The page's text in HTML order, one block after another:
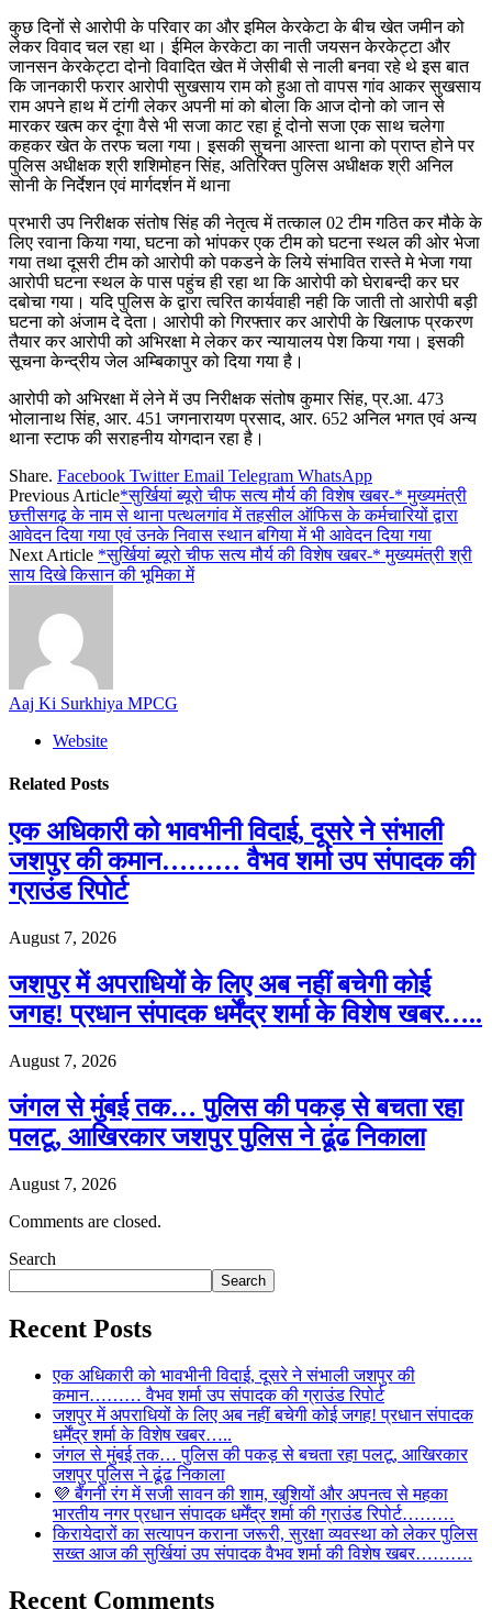
कुछ दिनों से आरोपी के परिवार का और इमिल केरकेटा के बीच खेत जमीन को
लेकर विवाद चल रहा था। ईमिल केरकेटा का नाती जयसन केरकेट्टा और
जानसन केरकेट्टा दोनो विवादित खेत में जेसीबी से नाली बनवा रहे थे इस बात
कि जानकारी फरार आरोपी सुखसाय राम को हुआ तो वापस गांव आकर सुखसाय
राम अपने हाथ में टांगी लेकर अपनी मां को बोला कि आज दोनो को जान से
मारकर खत्म कर दूंगा वैसे भी सजा काट रहा हूं दोनो सजा एक साथ चलेगा
कहकर खेत के तरफ चला गया। इसकी सुचना आस्ता थाना को प्राप्त होने पर
पुलिस अधीक्षक श्री शशिमोहन सिंह, अतिरिक्त पुलिस अधीक्षक श्री अनिल
सोनी के निर्देशन एवं मार्गदर्शन में थाना
प्रभारी उप निरीक्षक संतोष सिंह की नेतृत्व में तत्काल 02 टीम गठित कर मौके के
लिए रवाना किया गया, घटना को भांपकर एक टीम को घटना स्थल की ओर भेजा
गया तथा दूसरी टीम को आरोपी को पकडने के लिये संभावित रास्ते मे भेजा गया
आरोपी घटना स्थल के पास पहुंच ही रहा था कि आरोपी को घेराबन्दी कर घर
दबोचा गया। यदि पुलिस के द्वारा त्वरित कार्यवाही नही कि जाती तो आरोपी बड़ी
घटना को अंजाम दे देता। आरोपी को गिरफ्तार कर आरोपी के खिलाफ प्रकरण
तैयार कर आरोपी को अभिरक्षा मे लेकर कर न्यायालय पेश किया गया। इसकी
सूचना केन्द्रीय जेल अम्बिकापुर को दिया गया है।
आरोपी को अभिरक्षा में लेने में उप निरीक्षक संतोष कुमार सिंह, प्र.आ. 473
भोलानाथ सिंह, आर. 451 जगनारायण प्रसाद, आर. 652 अनिल भगत एवं अन्य
थाना स्टाफ की सराहनीय योगदान रहा है।
Share. Facebook Twitter Email Telegram WhatsApp
Previous Article*सुर्खियां ब्यूरो चीफ सत्य मौर्य की विशेष खबर-* मुख्यमंत्री
छत्तीसगढ़ के नाम से थाना पत्थलगांव में तहसील ऑफिस के कर्मचारियों द्वारा
आवेदन दिया गया एवं उनके निवास स्थान बगिया में भी आवेदन दिया गया
Next Article *सुर्खियां ब्यूरो चीफ सत्य मौर्य की विशेष खबर-* मुख्यमंत्री श्री
साय दिखे किसान की भूमिका में
Aaj Ki Surkhiya MPCG
Website
Related Posts
एक अधिकारी को भावभीनी विदाई, दूसरे ने संभाली
जशपुर की कमान……… वैभव शर्मा उप संपादक की
ग्राउंड रिपोर्ट
August 7, 2026
जशपुर में अपराधियों के लिए अब नहीं बचेगी कोई
जगह! प्रधान संपादक धर्मेंद्र शर्मा के विशेष खबर…..
August 7, 2026
जंगल से मुंबई तक… पुलिस की पकड़ से बचता रहा
पलटू, आखिरकार जशपुर पुलिस ने ढूंढ निकाला
August 7, 2026
Comments are closed.
Search
Search
Recent Posts
एक अधिकारी को भावभीनी विदाई, दूसरे ने संभाली जशपुर की
कमान……… वैभव शर्मा उप संपादक की ग्राउंड रिपोर्ट
जशपुर में अपराधियों के लिए अब नहीं बचेगी कोई जगह! प्रधान संपादक
धर्मेंद्र शर्मा के विशेष खबर…..
जंगल से मुंबई तक… पुलिस की पकड़ से बचता रहा पलटू, आखिरकार
जशपुर पुलिस ने ढूंढ निकाला
💜 बैंगनी रंग में सजी सावन की शाम, खुशियों और अपनत्व से महका
भारतीय नगर प्रधान संपादक धर्मेंद्र शर्मा की ग्राउंड रिपोर्ट………
किरायेदारों का सत्यापन कराना जरूरी, सुरक्षा व्यवस्था को लेकर पुलिस
सख्त आज की सुर्खियां उप संपादक वैभव शर्मा की विशेष खबर……….
Recent Comments